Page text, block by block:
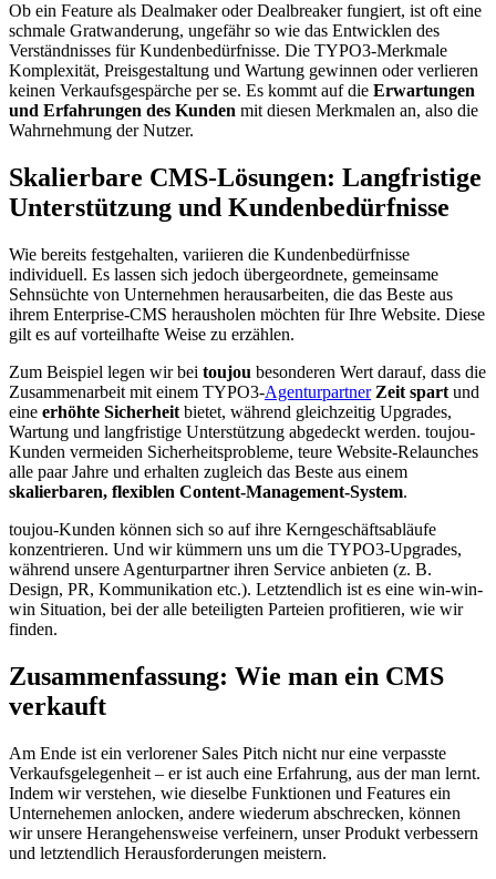
Ob ein Feature als Dealmaker oder Dealbreaker fungiert, ist oft eine
schmale Gratwanderung, ungefähr so wie das Entwicklen des
Verständnisses für Kundenbedürfnisse. Die TYPO3-Merkmale
Komplexität, Preisgestaltung und Wartung gewinnen oder verlieren
keinen Verkaufsgespärche per se. Es kommt auf die Erwartungen
und Erfahrungen des Kunden mit diesen Merkmalen an, also die
Wahrnehmung der Nutzer.
Skalierbare CMS-Lösungen: Langfristige
Unterstützung und Kundenbedürfnisse
Wie bereits festgehalten, variieren die Kundenbedürfnisse
individuell. Es lassen sich jedoch übergeordnete, gemeinsame
Sehnsüchte von Unternehmen herausarbeiten, die das Beste aus
ihrem Enterprise-CMS herausholen möchten für Ihre Website. Diese
gilt es auf vorteilhafte Weise zu erzählen.
Zum Beispiel legen wir bei toujou besonderen Wert darauf, dass die
Zusammenarbeit mit einem TYPO3-Agenturpartner Zeit spart und
eine erhöhte Sicherheit bietet, während gleichzeitig Upgrades,
Wartung und langfristige Unterstützung abgedeckt werden. toujou-
Kunden vermeiden Sicherheitsprobleme, teure Website-Relaunches
alle paar Jahre und erhalten zugleich das Beste aus einem
skalierbaren, flexiblen Content-Management-System.
toujou-Kunden können sich so auf ihre Kerngeschäftsabläufe
konzentrieren. Und wir kümmern uns um die TYPO3-Upgrades,
während unsere Agenturpartner ihren Service anbieten (z. B.
Design, PR, Kommunikation etc.). Letztendlich ist es eine win-win-
win Situation, bei der alle beteiligten Parteien profitieren, wie wir
finden.
Zusammenfassung: Wie man ein CMS
verkauft
Am Ende ist ein verlorener Sales Pitch nicht nur eine verpasste
Verkaufsgelegenheit – er ist auch eine Erfahrung, aus der man lernt.
Indem wir verstehen, wie dieselbe Funktionen und Features ein
Unternehemen anlocken, andere wiederum abschrecken, können
wir unsere Herangehensweise verfeinern, unser Produkt verbessern
und letztendlich Herausforderungen meistern.